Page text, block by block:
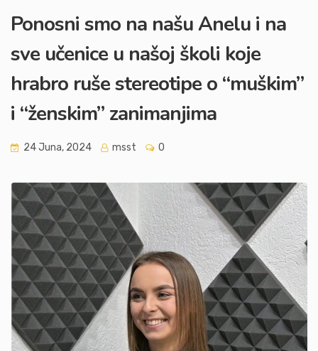
Ponosni smo na našu Anelu i na
sve učenice u našoj školi koje
hrabro ruše stereotipe o “muškim”
i “ženskim” zanimanjima
24 Juna, 2024 msst 0